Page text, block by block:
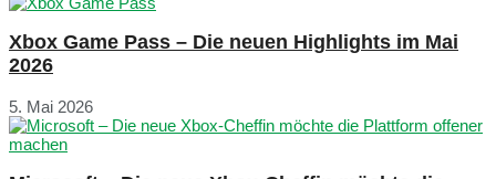
Xbox Game Pass – Die neuen Highlights im Mai
2026
5. Mai 2026